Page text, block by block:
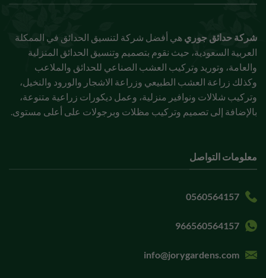
شركة حدائق جوري هي أفضل شركة لتنسيق الحدائق في الممكلة
العربية السعودية، حيث نقوم بتصميم وتنسيق الحدائق المنزلية
والعامة، وتوريد وتركيب العشب الصناعي للحدائق والملاعب
وكذلك زراعة العشب الطبيعي وزراعة الاشجار والورود والنخيل،
وتركيب شلالات ونوافير منزلية، وعمل ديكورات زراعية متنوعة،
بالإضافة إلى تصميم وتركيب مظلات وبرجولات على أعلى مستوى.
معلومات التواصل
0560564157
966560564157
info@jorygardens.com